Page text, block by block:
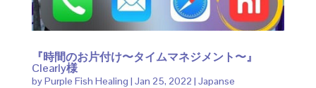
『時間のお片付け〜タイムマネジメント〜』
Clearly様
byPurple Fish Healing | Jan 25, 2022 | Japanse